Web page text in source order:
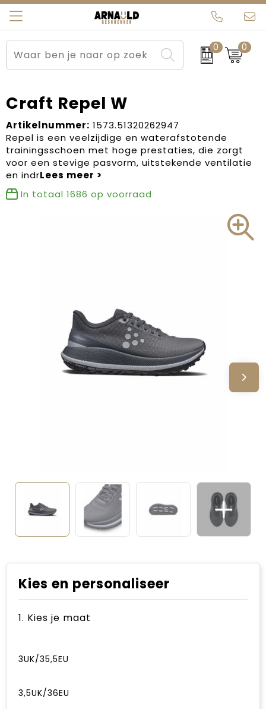
0 0
Relatiegeschenken
Sportkleding
Werkkleding
Kleding en textiel
Tassen
Beurs en Evenementen
Brievenbuspakketten
Carnaval
Dag van de Zorg
Kerstartikelen
Verjaardagen
Voetbal, EK en WK
Voor de bouw
Arnauld Kerstpakketten
MijnEigenKadootje
Ons team
Contact
Blogs
Craft Repel W
Artikelnummer: 1573.51320262947
Repel is een veelzijdige en waterafstotende
trainingsschoen met hoge prestaties, die zorgt
voor een stevige pasvorm, uitstekende ventilatie
en indr
In totaal 1686 op voorraad
Kies en personaliseer
1. Kies je maat
3UK/35,5EU
3,5UK/36EU